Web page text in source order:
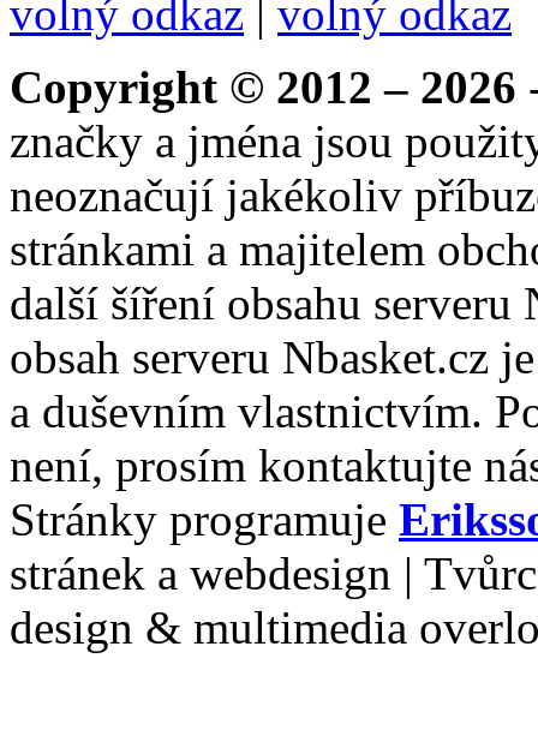
volný odkaz
volný odkaz
Copyright © 2012 – 2026
značky a jména jsou
neoznačují jakékoliv
stránkami a majitelem
další šíření obsahu serveru
obsah serveru Nbasket.cz
a duševním vlastnictvím.
není, prosím kontaktujte
Stránky programuje
stránek a webdesign |
design & multimedia